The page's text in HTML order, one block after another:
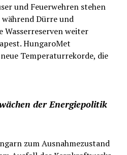
und Feuerwehren stehen
Dürre und
weiter
HungaroMet
Temperaturrekorde, die
der Energiepolitik
zum Ausnahmezustand